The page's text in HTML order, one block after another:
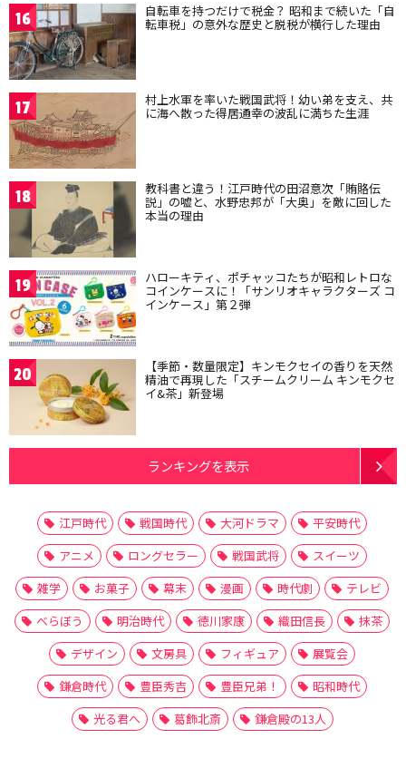
16 自転車を持つだけで税金？ 昭和まで続いた「自
転車税」の意外な歴史と脱税が横行した理由
17 村上水軍を率いた戦国武将！幼い弟を支え、共
に海へ散った得居通幸の波乱に満ちた生涯
18 教科書と違う！江戸時代の田沼意次「賄賂伝
説」の嘘と、水野忠邦が「大奥」を敵に回した
本当の理由
19 ハローキティ、ポチャッコたちが昭和レトロな
コインケースに！「サンリオキャラクターズ コ
インケース」第２弾
20 【季節・数量限定】キンモクセイの香りを天然
精油で再現した「スチームクリーム キンモクセ
イ&茶」新登場
ランキングを表示
江戸時代 戦国時代 大河ドラマ
平安時代
アニメ
ロングセラー 戦国武将
スイーツ
雑学
お菓子 幕末 漫画 時代劇
テレビ
べらぼう
明治時代 徳川家康 織田信長
抹茶
デザイン
文房具 フィギュア
展覧会
鎌倉時代
豊臣秀吉 豊臣兄弟！
昭和時代
光る君へ
葛飾北斎 鎌倉殿の13人